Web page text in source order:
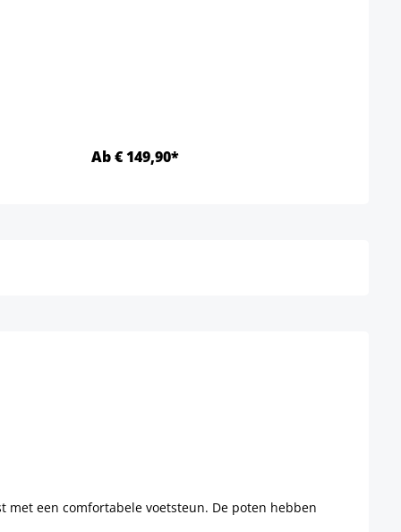
Ab € 149,90*
een comfortabele voetsteun. De poten hebben